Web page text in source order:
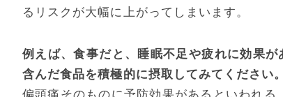
るリスクが大幅に上がってしまいます。
例えば、食事だと、睡眠不足や疲れに効果が
含んだ食品を積極的に摂取してみてください。